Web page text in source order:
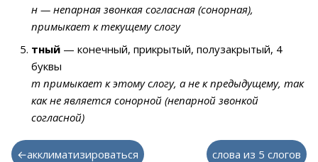
н — непарная звонкая согласная (сонорная),
примыкает к текущему слогу
тный — конечный, прикрытый, полузакрытый, 4
буквы
т примыкает к этому слогу, а не к предыдущему, так
как не является сонорной (непарной звонкой
согласной)
←акклиматизироваться слова из 5 слогов